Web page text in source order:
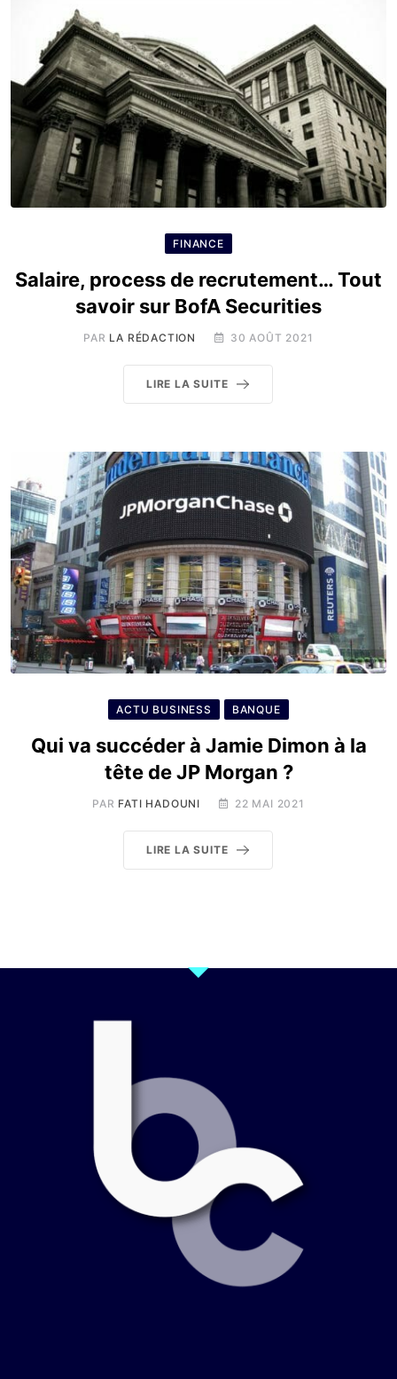
FINANCE
Salaire, process de recrutement… Tout
savoir sur BofA Securities
PAR LA RÉDACTION 30 AOÛT 2021
LIRE LA SUITE
ACTU BUSINESS BANQUE
Qui va succéder à Jamie Dimon à la
tête de JP Morgan ?
PAR FATI HADOUNI 22 MAI 2021
LIRE LA SUITE